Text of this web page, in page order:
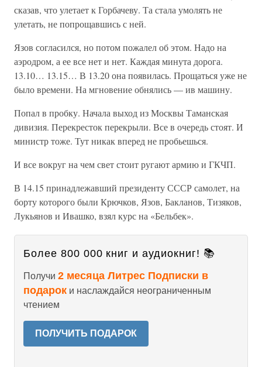
сказав, что улетает к Горбачеву. Та стала умолять не
улетать, не попрощавшись с ней.
Язов согласился, но потом пожалел об этом. Надо на
аэродром, а ее все нет и нет. Каждая минута дорога.
13.10… 13.15… В 13.20 она появилась. Прощаться уже не
было времени. На мгновение обнялись — ив машину.
Попал в пробку. Начала выход из Москвы Таманская
дивизия. Перекресток перекрыли. Все в очередь стоят. И
министр тоже. Тут никак вперед не пробьешься.
И все вокруг на чем свет стоит ругают армию и ГКЧП.
В 14.15 принадлежавший президенту СССР самолет, на
борту которого были Крючков, Язов, Бакланов, Тизяков,
Лукьянов и Ивашко, взял курс на «Бельбек».
Более 800 000 книг и аудиокниг! 📚
Получи 2 месяца Литрес Подписки в
подарок и наслаждайся неограниченным
чтением
ПОЛУЧИТЬ ПОДАРОК